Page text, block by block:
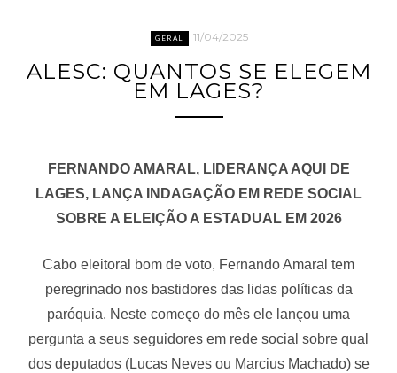
GERAL 11/04/2025
ALESC: QUANTOS SE ELEGEM
EM LAGES?
FERNANDO AMARAL, LIDERANÇA AQUI DE
LAGES, LANÇA INDAGAÇÃO EM REDE SOCIAL
SOBRE A ELEIÇÃO A ESTADUAL EM 2026
Cabo eleitoral bom de voto, Fernando Amaral tem
peregrinado nos bastidores das lidas políticas da
paróquia. Neste começo do mês ele lançou uma
pergunta a seus seguidores em rede social sobre qual
dos deputados (Lucas Neves ou Marcius Machado) se